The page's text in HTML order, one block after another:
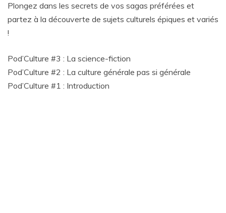
Plongez dans les secrets de vos sagas préférées et
partez à la découverte de sujets culturels épiques et variés
!
Pod’Culture #3 : La science-fiction
Pod’Culture #2 : La culture générale pas si générale
Pod’Culture #1 : Introduction